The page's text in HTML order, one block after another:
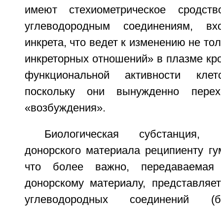
имеют стехиометрическое
углеводородным соединениям,
инкрета, что ведет к изменению не
инкреторных отношений» в плазме
функциональной активности
поскольку они вынужденно
«возбуждения».
Биологическая
донорского материала реципиенту
что более важно,
донорскому материалу,
углеводородных соединений